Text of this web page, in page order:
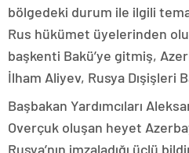
bölgedeki durum ile ilgili
Rus hükümet üyelerinden
başkenti Bakü’ye gitmiş,
İlham Aliyev, Rusya Dışişleri
Başbakan Yardımcıları
Overçuk oluşan heyet
Rusya’nın imzaladığı üçlü